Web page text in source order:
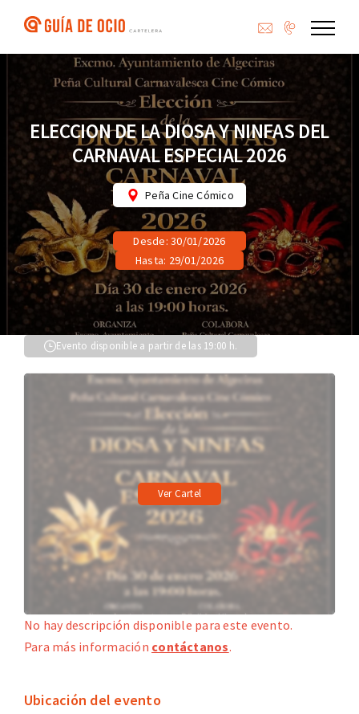
contenido
ELECCION DE LA DIOSA Y NINFAS DEL
CARNAVAL ESPECIAL 2026
Peña Cine Cómico
Desde: 30/01/2026
Hasta: 29/01/2026
Evento disponible a partir de las 19:00 h.
No hay descripción disponible para este evento.
Para más información contáctanos.
Ver Cartel
Ubicación del evento